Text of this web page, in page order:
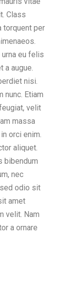
Class
torquent per
urna eu felis
a augue.
nisi.
nunc. Etiam
velit
massa
orci enim.
aliquet.
bibendum
nec
odio sit
amet
velit. Nam
a ornare